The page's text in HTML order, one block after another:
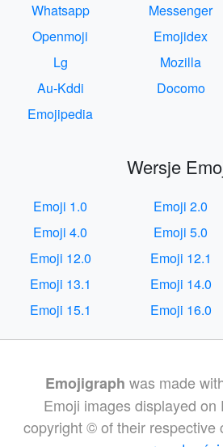
Whatsapp
Messenger
Openmoji
Emojidex
Lg
Mozilla
Au-Kddi
Docomo
Emojipedia
Wersje
Emoji 1.0 Emoji 2.0
Emoji 4.0
Emoji 5.0
Emoji 12.0
Emoji 12.1
Emoji 13.1
Emoji 14.0
Emoji 15.1
Emoji 16.0
Emojigraph was made
Emoji images displayed on
copyright © of their respective